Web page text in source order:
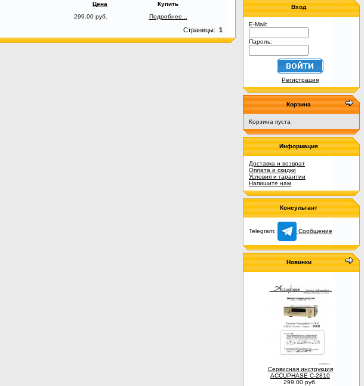
Цена
Купить
299.00 руб. Подробнее...
Страницы: 1
Вход
E-Mail:
Пароль:
Регистрация
Корзина
Корзина пуста
Информация
Доставка и возврат
Оплата и скидки
Условия и гарантии
Напишите нам
Консультант
Telegram: Сообщение
Новинки
Сервисная инструкция
ACCUPHASE C-2810
299.00 руб.